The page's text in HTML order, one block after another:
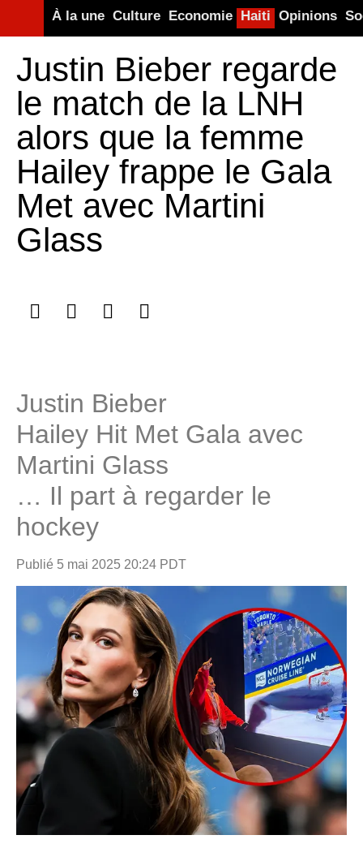
À la une Culture Economie Haiti Opinions
Justin Bieber regarde
le match de la LNH
alors que la femme
Hailey frappe le Gala
Met avec Martini
Glass
Justin Bieber
Hailey Hit Met Gala avec
Martini Glass
… Il part à regarder le
hockey
Publié 5 mai 2025 20:24 PDT